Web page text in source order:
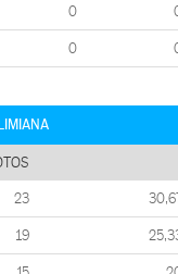
0
0
23
19